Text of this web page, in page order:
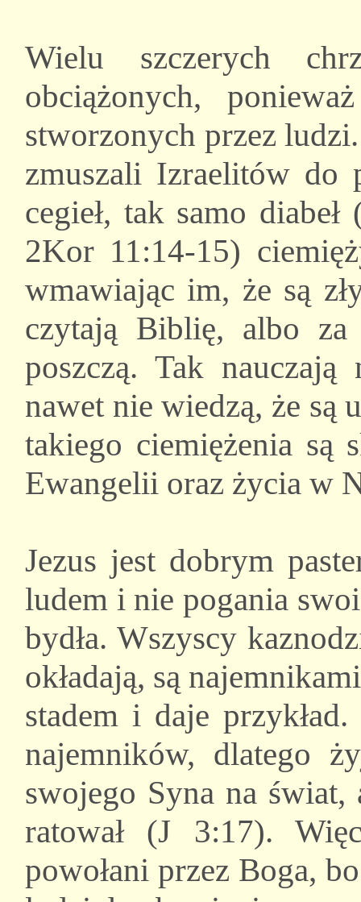
Wielu szczerych
obciążonych,
stworzonych przez
zmuszali Izraelitów do
cegieł, tak samo
2Kor 11:14-15)
wmawiając im, że są
czytają Biblię, albo
poszczą. Tak
nawet nie wiedzą, że są
takiego ciemiężenia są
Ewangelii oraz życia w
Jezus jest dobrym
ludem i nie pogania
bydła. Wszyscy
okładają, są
stadem i daje
najemników, dlatego
swojego Syna na
ratował (J 3:17).
powołani przez Boga,